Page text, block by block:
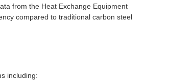
from the Heat Exchange Equipment
compared to traditional carbon steel
including: